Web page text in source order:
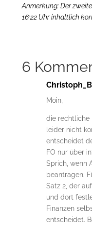
Anmerkung: Der
16:22 Uhr inhaltlich
6
Moin,
die rechtliche
leider nicht
entscheidet
FO nur über
Sprich, wenn
beantragen.
Satz 2, der
und dort
Finanzen
entscheidet.